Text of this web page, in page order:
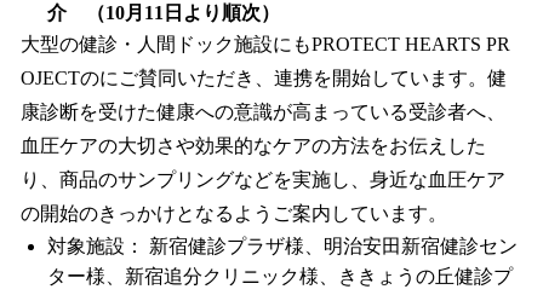
介 （10月11日より順次）
大型の健診・人間ドック施設にもPROTECT HEARTS PR
OJECTのにご賛同いただき、連携を開始しています。健
康診断を受けた健康への意識が高まっている受診者へ、
血圧ケアの大切さや効果的なケアの方法をお伝えした
り、商品のサンプリングなどを実施し、身近な血圧ケア
の開始のきっかけとなるようご案内しています。
対象施設： 新宿健診プラザ様、明治安田新宿健診セン
ター様、新宿追分クリニック様、ききょうの丘健診プ